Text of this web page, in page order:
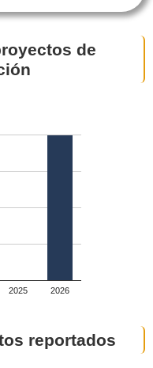
de
2025 2026
reportados